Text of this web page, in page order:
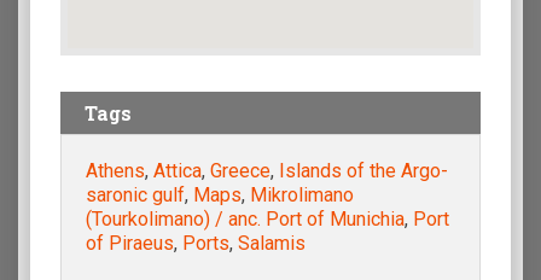
Tags
Athens, Attica, Greece, Islands of the Argo-
saronic gulf, Maps, Mikrolimano
(Tourkolimano) / anc. Port of Munichia, Port
of Piraeus, Ports, Salamis